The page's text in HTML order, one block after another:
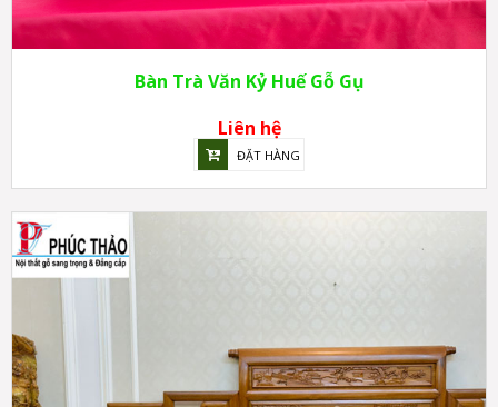
Bàn Trà Văn Kỷ Huế Gỗ Gụ
Liên hệ
ĐẶT HÀNG